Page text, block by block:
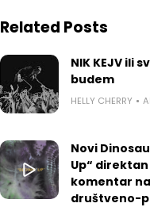
Related Posts
NIK KEJV ili
budem
HELLY CHERRY
Novi
Up“
komentar
društveno-